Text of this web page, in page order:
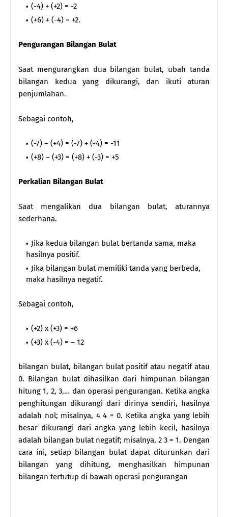
(-4) + (+2) = -2
(+6) + (-4) = +2.
Pengurangan Bilangan Bulat
Saat mengurangkan dua bilangan bulat, ubah tanda
bilangan kedua yang dikurangi, dan ikuti aturan
penjumlahan.
Sebagai contoh,
(-7) – (+4) = (-7) + (-4) = -11
(+8) – (+3) = (+8) + (-3) = +5
Perkalian Bilangan Bulat
Saat mengalikan dua bilangan bulat, aturannya
sederhana.
Jika kedua bilangan bulat bertanda sama, maka
hasilnya positif.
Jika bilangan bulat memiliki tanda yang berbeda,
maka hasilnya negatif.
Sebagai contoh,
(+2) x (+3) = +6
(+3) x (-4) = – 12
bilangan bulat, bilangan bulat positif atau negatif atau
0. Bilangan bulat dihasilkan dari himpunan bilangan
hitung 1, 2, 3,… dan operasi pengurangan. Ketika angka
penghitungan dikurangi dari dirinya sendiri, hasilnya
adalah nol; misalnya, 4 4 = 0. Ketika angka yang lebih
besar dikurangi dari angka yang lebih kecil, hasilnya
adalah bilangan bulat negatif; misalnya, 2 3 = 1. Dengan
cara ini, setiap bilangan bulat dapat diturunkan dari
bilangan yang dihitung, menghasilkan himpunan
bilangan tertutup di bawah operasi pengurangan